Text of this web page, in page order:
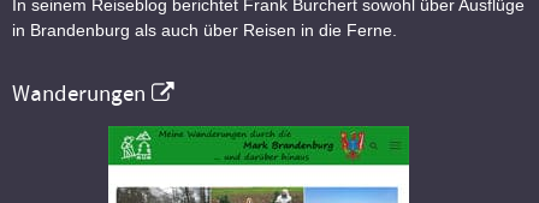
In seinem Reiseblog berichtet Frank Burchert sowohl über Ausflüge
in Brandenburg als auch über Reisen in die Ferne.
Wanderungen